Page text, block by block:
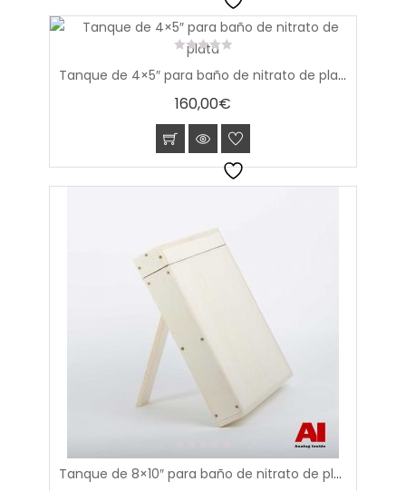
Tanque de 4×5″ para baño de nitrato de plata
out
5160,00€
Tanque de 8×10″ para baño de nitrato de plata
0
out